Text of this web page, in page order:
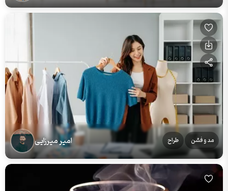
مد و فشن طراح امیر میرزایی